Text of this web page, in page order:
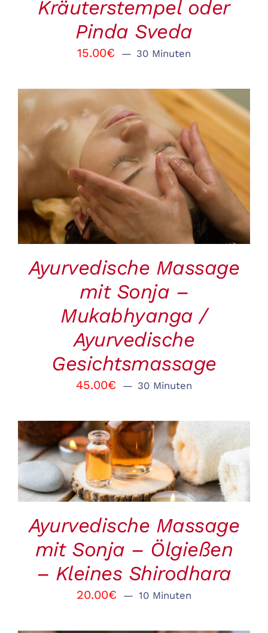
Kräuterstempel oder
Pinda Sveda
15.00€ 30 Minuten
BUCHEN
/
DETAILS
Ayurvedische Massage
mit Sonja –
Mukabhyanga /
Ayurvedische
Gesichtsmassage
45.00€ 30 Minuten
BUCHEN
/
DETAILS
Ayurvedische Massage
mit Sonja – Ölgießen
– Kleines Shirodhara
20.00€ 10 Minuten